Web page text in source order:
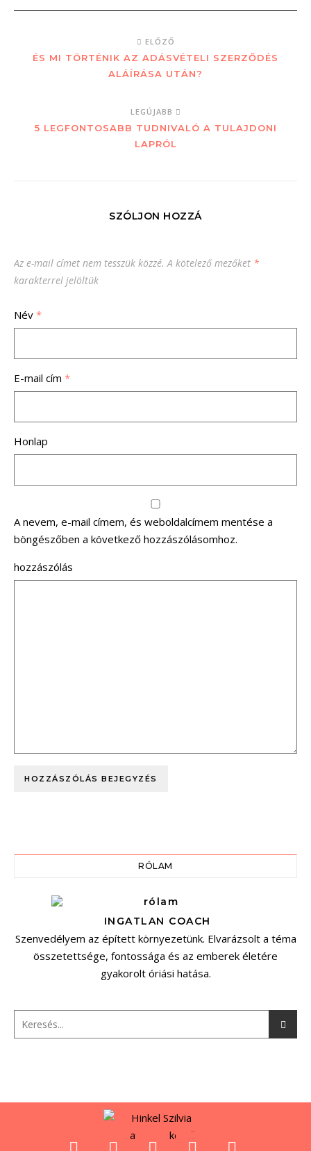
ELŐZŐ
ÉS MI TÖRTÉNIK AZ ADÁSVÉTELI SZERZŐDÉS
ALÁÍRÁSA UTÁN?
LEGÚJABB
5 LEGFONTOSABB TUDNIVALÓ A TULAJDONI
LAPRÓL
SZÓLJON HOZZÁ
Az e-mail címet nem tesszük közzé. A kötelező mezőket *
karakterrel jelöltük
Név *
E-mail cím *
Honlap
A nevem, e-mail címem, és weboldalcímem mentése a
böngészőben a következő hozzászólásomhoz.
hozzászólás
RÓLAM
INGATLAN COACH
Szenvedélyem az épített környezetünk. Elvarázsolt a téma
összetettsége, fontossága és az emberek életére
gyakorolt óriási hatása.